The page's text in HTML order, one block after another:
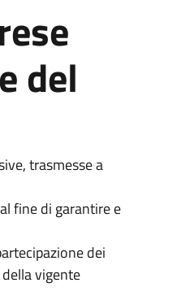
del
trasmesse a
fine di garantire e
dei
vigente